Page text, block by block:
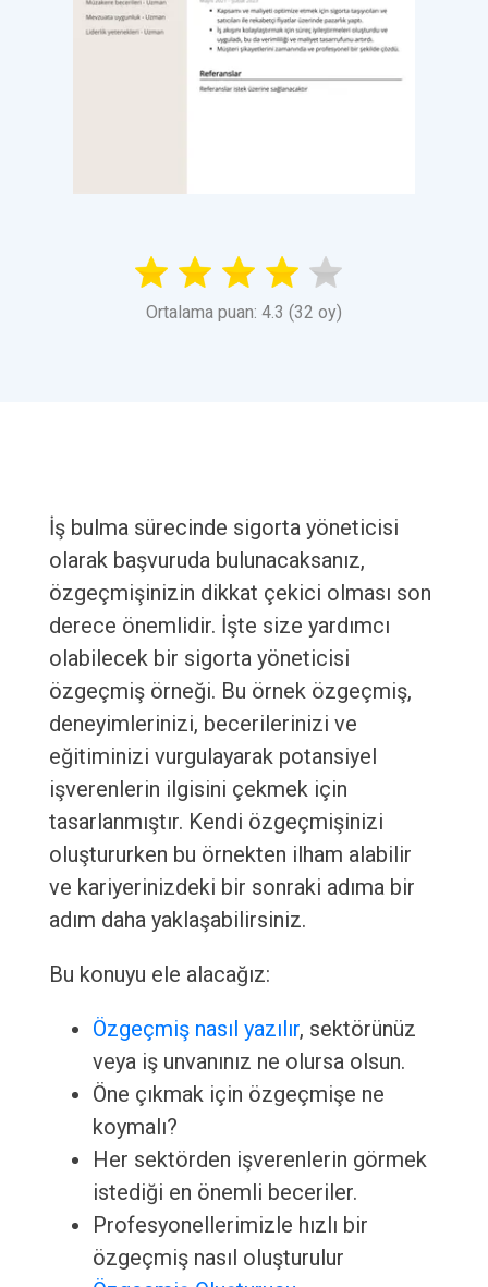
Ortalama puan: 4.3 (32 oy)
İş bulma sürecinde sigorta yöneticisi
olarak başvuruda bulunacaksanız,
özgeçmişinizin dikkat çekici olması son
derece önemlidir. İşte size yardımcı
olabilecek bir sigorta yöneticisi
özgeçmiş örneği. Bu örnek özgeçmiş,
deneyimlerinizi, becerilerinizi ve
eğitiminizi vurgulayarak potansiyel
işverenlerin ilgisini çekmek için
tasarlanmıştır. Kendi özgeçmişinizi
oluştururken bu örnekten ilham alabilir
ve kariyerinizdeki bir sonraki adıma bir
adım daha yaklaşabilirsiniz.
Bu konuyu ele alacağız:
Özgeçmiş nasıl yazılır, sektörünüz
veya iş unvanınız ne olursa olsun.
Öne çıkmak için özgeçmişe ne
koymalı?
Her sektörden işverenlerin görmek
istediği en önemli beceriler.
Profesyonellerimizle hızlı bir
özgeçmiş nasıl oluşturulur